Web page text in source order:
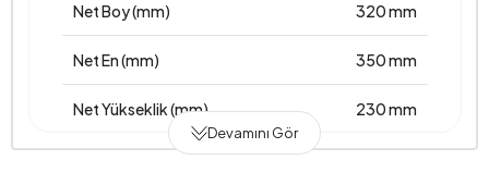
Net Boy (mm) 320 mm
Net En (mm) 350 mm
Net Yükseklik (mm) 230 mm
Devamını Gör